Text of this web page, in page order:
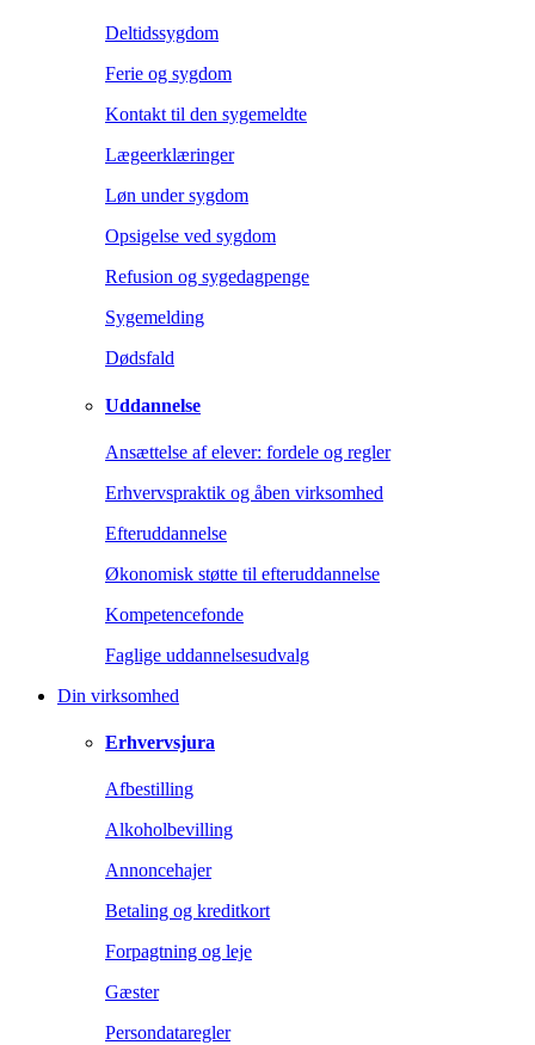
Deltidssygdom
Ferie og sygdom
Kontakt til den sygemeldte
Lægeerklæringer
Løn under sygdom
Opsigelse ved sygdom
Refusion og sygedagpenge
Sygemelding
Dødsfald
Uddannelse
Ansættelse af elever: fordele og regler
Erhvervspraktik og åben virksomhed
Efteruddannelse
Økonomisk støtte til efteruddannelse
Kompetencefonde
Faglige uddannelsesudvalg
Din virksomhed
Erhvervsjura
Afbestilling
Alkoholbevilling
Annoncehajer
Betaling og kreditkort
Forpagtning og leje
Gæster
Persondataregler